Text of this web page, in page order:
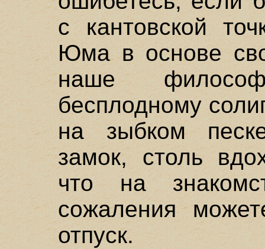
с кантовской
Юма в основе
наше
бесплодному
на зыбком
замок, столь
что на
сожаления
отпуск.